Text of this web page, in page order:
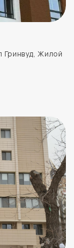
Гринвуд, Жилой